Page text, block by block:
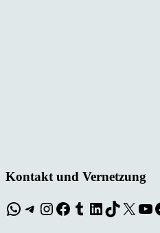
Kontakt und Vernetzung
WhatsApp
Telegram
Instagram
Facebook
Tumblr
LinkedIn
TikTok
X